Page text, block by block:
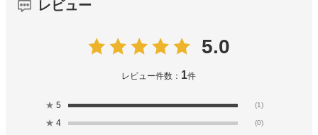
レビュー
5.0
レビュー件数： 1件
★ 5 (1)
★ 4 (0)